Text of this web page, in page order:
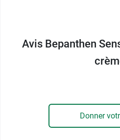
La crème agit en réparant
endommagée. C'est cette
doit cette capacité à la
, des lipides
peau qui vont intégrer les
Avis Bepanthen
Donner